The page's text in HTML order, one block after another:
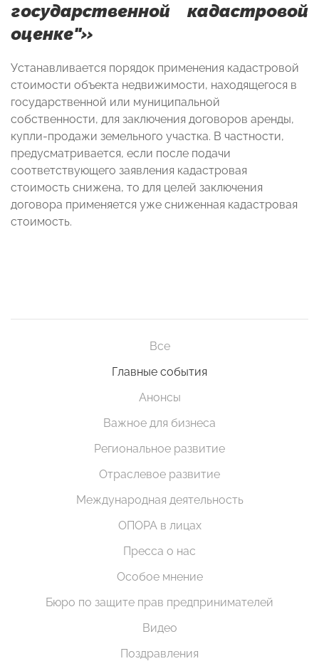
государственной кадастровой
оценке"»
Устанавливается порядок применения кадастровой
стоимости объекта недвижимости, находящегося в
государственной или муниципальной
собственности, для заключения договоров аренды,
купли-продажи земельного участка. В частности,
предусматривается, если после подачи
соответствующего заявления кадастровая
стоимость снижена, то для целей заключения
договора применяется уже сниженная кадастровая
стоимость.
Все
Главные события
Анонсы
Важное для бизнеса
Региональное развитие
Отраслевое развитие
Международная деятельность
ОПОРА в лицах
Пресса о нас
Особое мнение
Бюро по защите прав предпринимателей
Видео
Поздравления